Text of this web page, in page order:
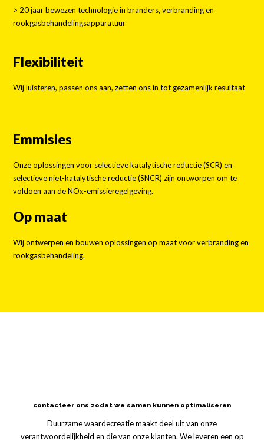
> 20 jaar bewezen technologie in branders, verbranding en
rookgasbehandelingsapparatuur
Flexibiliteit
Wij luisteren, passen ons aan, zetten ons in tot gezamenlijk resultaat
Emmisies
Onze oplossingen voor selectieve katalytische reductie (SCR) en
selectieve niet-katalytische reductie (SNCR) zijn ontworpen om te
voldoen aan de NOx-emissieregelgeving.
Op maat
Wij ontwerpen en bouwen oplossingen op maat voor verbranding en
rookgasbehandeling.
contacteer ons zodat we samen kunnen optimaliseren
Duurzame waardecreatie maakt deel uit van onze
verantwoordelijkheid en die van onze klanten. We leveren een op